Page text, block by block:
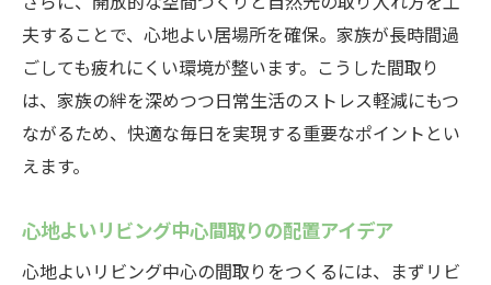
夫することで、心地よい居場所を確保。家族が長時間過
ごしても疲れにくい環境が整います。こうした間取り
は、家族の絆を深めつつ日常生活のストレス軽減にもつ
ながるため、快適な毎日を実現する重要なポイントとい
えます。
心地よいリビング中心間取りの配置アイデア
心地よいリビング中心の間取りをつくるには、まずリビ